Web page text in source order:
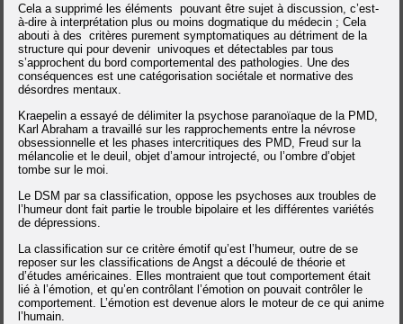
Cela a supprimé les éléments pouvant être sujet à discussion, c’est-
à-dire à interprétation plus ou moins dogmatique du médecin ;Cela
abouti à des critères purement symptomatiques au détriment de la
structure qui pour devenir univoques et détectables par tous
s’approchent du bord comportemental des pathologies. Une des
conséquences est une catégorisation sociétale et normative des
désordres mentaux.
Kraepelin a essayé de délimiter la psychose paranoïaque de la PMD,
Karl Abraham a travaillé sur les rapprochements entre la névrose
obsessionnelle et les phases intercritiques des PMD, Freud sur la
mélancolie et le deuil, objet d’amour introjecté, ou l’ombre d’objet
tombe sur le moi.
Le DSM par sa classification, oppose les psychoses aux troubles de
l’humeur dont fait partie le trouble bipolaire et les différentes variétés
de dépressions.
La classification sur ce critère émotif qu’est l’humeur, outre de se
reposer sur les classifications de Angst a découlé de théorie et
d’études américaines. Elles montraient que tout comportement était
lié à l’émotion, et qu’en contrôlant l’émotion on pouvait contrôler le
comportement. L’émotion est devenue alors le moteur de ce qui anime
l’humain.